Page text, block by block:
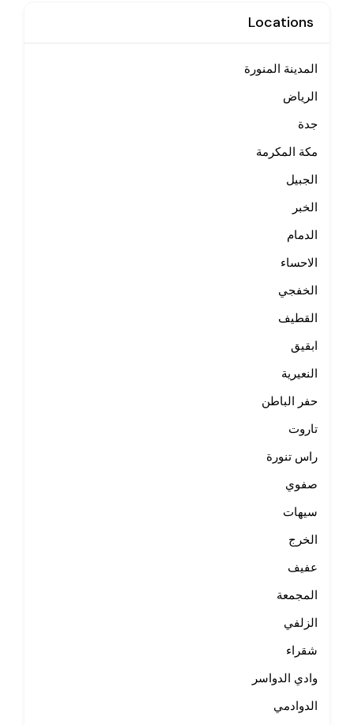
Locations
المدينة المنورة
الرياض
جدة
مكة المكرمة
الجبيل
الخبر
الدمام
الاحساء
الخفجي
القطيف
ابقيق
النعيرية
حفر الباطن
تاروت
راس تنورة
صفوي
سيهات
الخرج
عفيف
المجمعة
الزلفي
شقراء
وادي الدواسر
الدوادمي